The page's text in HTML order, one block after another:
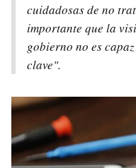
cuidadosas de no
importante que la
gobierno no es
clave".